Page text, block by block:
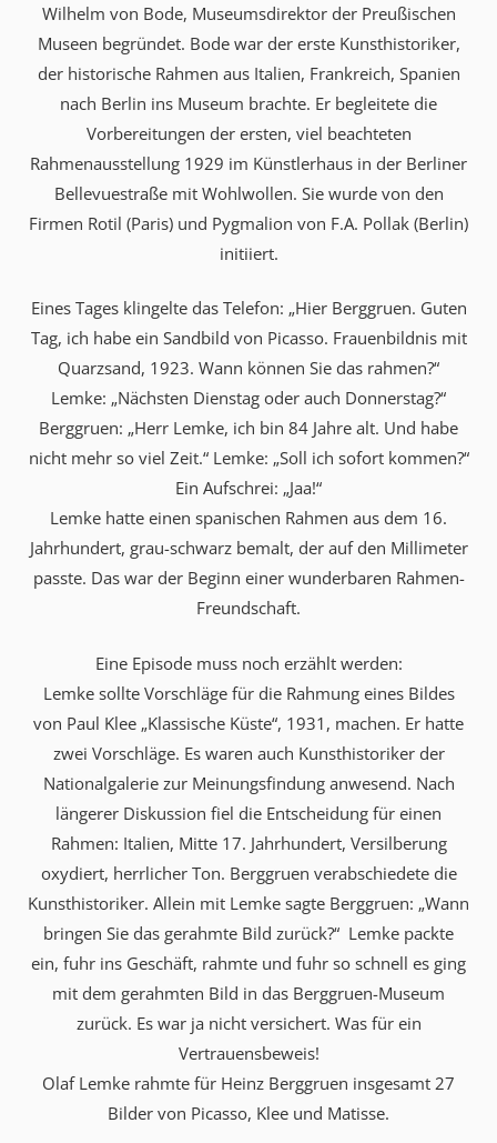
Wilhelm von Bode, Museumsdirektor der Preußischen
Museen begründet. Bode war der erste Kunsthistoriker,
der historische Rahmen aus Italien, Frankreich, Spanien
nach Berlin ins Museum brachte. Er begleitete die
Vorbereitungen der ersten, viel beachteten
Rahmenausstellung 1929 im Künstlerhaus in der Berliner
Bellevuestraße mit Wohlwollen. Sie wurde von den
Firmen Rotil (Paris) und Pygmalion von F.A. Pollak (Berlin)
initiiert.
Eines Tages klingelte das Telefon: „Hier Berggruen. Guten
Tag, ich habe ein Sandbild von Picasso. Frauenbildnis mit
Quarzsand, 1923. Wann können Sie das rahmen?“
Lemke: „Nächsten Dienstag oder auch Donnerstag?“
Berggruen: „Herr Lemke, ich bin 84 Jahre alt. Und habe
nicht mehr so viel Zeit.“ Lemke: „Soll ich sofort kommen?“
Ein Aufschrei: „Jaa!“
Lemke hatte einen spanischen Rahmen aus dem 16.
Jahrhundert, grau-schwarz bemalt, der auf den Millimeter
passte. Das war der Beginn einer wunderbaren Rahmen-
Freundschaft.
Eine Episode muss noch erzählt werden:
Lemke sollte Vorschläge für die Rahmung eines Bildes
von Paul Klee „Klassische Küste“, 1931, machen. Er hatte
zwei Vorschläge. Es waren auch Kunsthistoriker der
Nationalgalerie zur Meinungsfindung anwesend. Nach
längerer Diskussion fiel die Entscheidung für einen
Rahmen: Italien, Mitte 17. Jahrhundert, Versilberung
oxydiert, herrlicher Ton. Berggruen verabschiedete die
Kunsthistoriker. Allein mit Lemke sagte Berggruen: „Wann
bringen Sie das gerahmte Bild zurück?“ Lemke packte
ein, fuhr ins Geschäft, rahmte und fuhr so schnell es ging
mit dem gerahmten Bild in das Berggruen-Museum
zurück. Es war ja nicht versichert. Was für ein
Vertrauensbeweis!
Olaf Lemke rahmte für Heinz Berggruen insgesamt 27
Bilder von Picasso, Klee und Matisse.